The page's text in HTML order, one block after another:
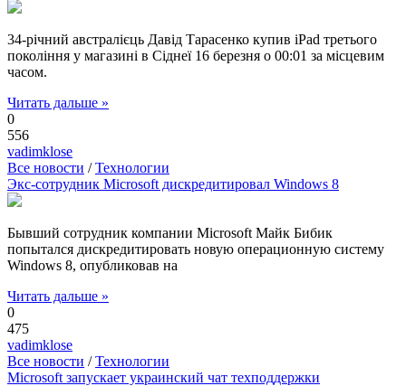
34-річний австралієць Давід Тарасенко купив iPad третього
покоління у магазині в Сіднеї 16 березня о 00:01 за місцевим
часом.
Читать дальше »
0
556
vadimklose
Все новости /Технологии
Экс-сотрудник Microsoft дискредитировал Windows 8
Бывший сотрудник компании Microsoft Майк Бибик
попытался дискредитировать новую операционную систему
Windows 8, опубликовав на
Читать дальше »
0
475
vadimklose
Все новости /Технологии
Microsoft запускает украинский чат техподдержки